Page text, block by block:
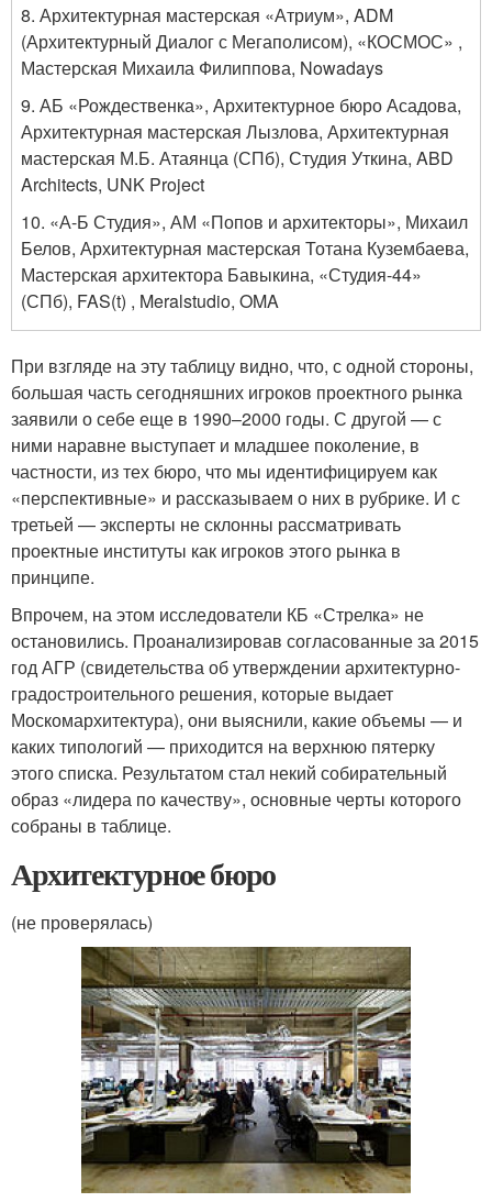
8. Архитектурная мастерская «Атриум», ADM
(Архитектурный Диалог с Мегаполисом), «КОСМОС» ,
Мастерская Михаила Филиппова, Nowadays
9. АБ «Рождественка», Архитектурное бюро Асадова,
Архитектурная мастерская Лызлова, Архитектурная
мастерская М.Б. Атаянца (СПб), Студия Уткина, ABD
Architects, UNK Project
10. «А-Б Студия», АМ «Попов и архитекторы», Михаил
Белов, Архитектурная мастерская Тотана Кузембаева,
Мастерская архитектора Бавыкина, «Студия-44»
(СПб), FAS(t) , Meralstudio, OMA
При взгляде на эту таблицу видно, что, с одной стороны,
большая часть сегодняшних игроков проектного рынка
заявили о себе еще в 1990–2000 годы. С другой — с
ними наравне выступает и младшее поколение, в
частности, из тех бюро, что мы идентифицируем как
«перспективные» и рассказываем о них в рубрике. И с
третьей — эксперты не склонны рассматривать
проектные институты как игроков этого рынка в
принципе.
Впрочем, на этом исследователи КБ «Стрелка» не
остановились. Проанализировав согласованные за 2015
год АГР (свидетельства об утверждении архитектурно-
градостроительного решения, которые выдает
Москомархитектура), они выяснили, какие объемы — и
каких типологий — приходится на верхнюю пятерку
этого списка. Результатом стал некий собирательный
образ «лидера по качеству», основные черты которого
собраны в таблице.
Архитектурное бюро
(не проверялась)